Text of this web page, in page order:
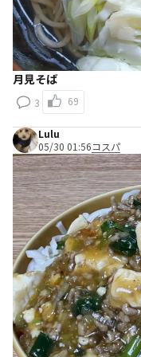
月見そば
3 69
Lulu
05/30 01:56コスパ